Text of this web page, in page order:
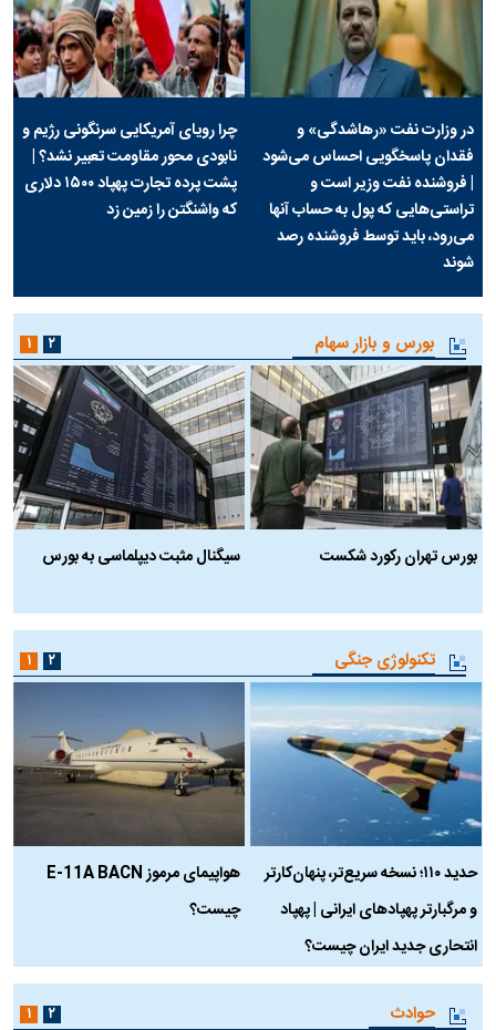
در وزارت نفت «رهاشدگی» و
فقدان پاسخگویی احساس می‌شود
| فروشنده نفت وزیر است و
تراستی‌هایی که پول به حساب آنها
می‌رود، باید توسط فروشنده رصد
شوند
چرا رویای آمریکایی سرنگونی رژیم و
نابودی محور مقاومت تعبیر نشد؟ |
پشت پرده تجارت پهپاد‌ ۱۵۰۰ دلاری
که واشنگتن را زمین زد
بورس و بازار سهام
بورس تهران رکورد شکست
سیگنال مثبت دیپلماسی به بورس
۱ ۲
تکنولوژی جنگی
حدید ۱۱۰؛ نسخه سریع‌تر، پنهان‌کارتر
و مرگبارتر پهپادهای ایرانی | پهپاد
انتحاری جدید ایران چیست؟
هواپیمای مرموز E-11A BACN
چیست؟
۱ ۲
حوادث ۱ ۲